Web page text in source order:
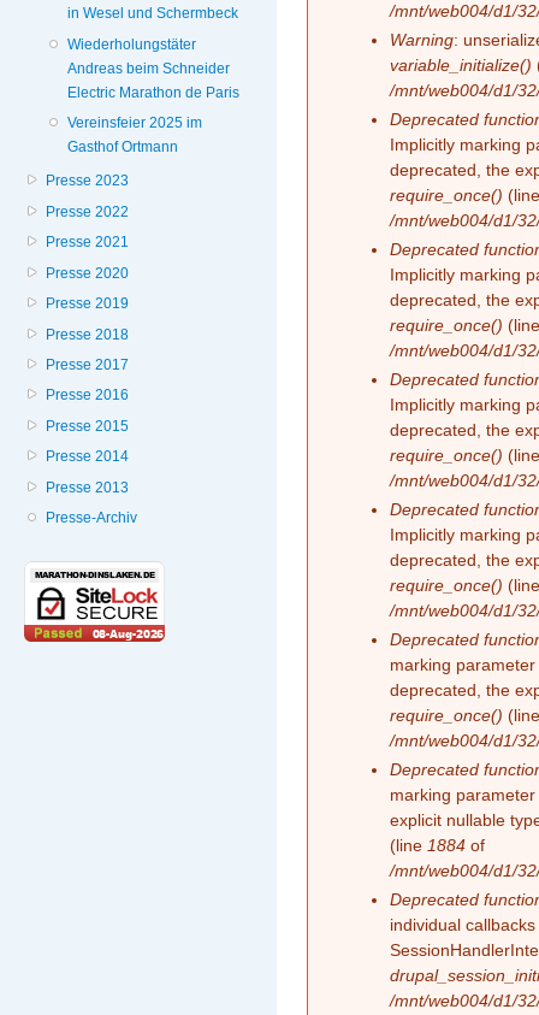
in Wesel und Schermbeck
Wiederholungstäter
Andreas beim Schneider
Electric Marathon de Paris
Vereinsfeier 2025 im
Gasthof Ortmann
Presse 2023
Presse 2022
Presse 2021
Presse 2020
Presse 2019
Presse 2018
Presse 2017
Presse 2016
Presse 2015
Presse 2014
Presse 2013
Presse-Archiv
/mnt/web004/d1/
Warning:
variable_initialize()
/mnt/web004/d1/
Deprecated
Implicitly marking
deprecated, the
require_once()
/mnt/web004/d1/
Deprecated
Implicitly marking
deprecated, the
require_once()
/mnt/web004/d1/
Deprecated
Implicitly marking
deprecated, the
require_once()
/mnt/web004/d1/
Deprecated
Implicitly marking
deprecated, the
require_once()
/mnt/web004/d1/
Deprecated
marking
deprecated, the
require_once()
/mnt/web004/d1/
Deprecated
marking
explicit nullable
(line 1884 of
/mnt/web004/d1/
Deprecated
individual
/mnt/web004/d1/